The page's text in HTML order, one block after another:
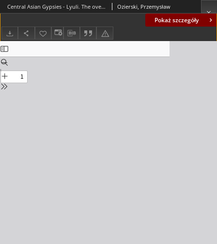
Pokaż szczegóły
Central Asian Gypsies - Lyuli. The overview of current socio-economic problems = Cyganie z Azji Środkowej - Lyuli. Przegląd aktualnych problemów społeczno-gospodarczych Ozierski, Przemysław